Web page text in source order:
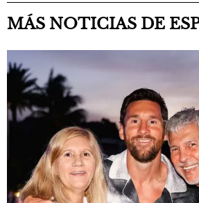
MÁS NOTICIAS DE